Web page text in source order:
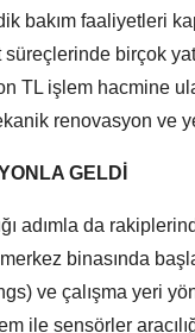
bakım faaliyetleri
birçok
TL işlem hacmine
renovasyon ve
GELDİ
adımla da
binasında
ve çalışma yeri
ile sensörler